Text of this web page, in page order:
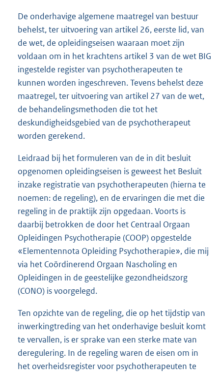
De onderhavige algemene maatregel van bestuur
behelst, ter uitvoering van artikel 26, eerste lid, van
de wet, de opleidingseisen waaraan moet zijn
voldaan om in het krachtens artikel 3 van de wet BIG
ingestelde register van psychotherapeuten te
kunnen worden ingeschreven. Tevens behelst deze
maatregel, ter uitvoering van artikel 27 van de wet,
de behandelingsmethoden die tot het
deskundigheidsgebied van de psychotherapeut
worden gerekend.
Leidraad bij het formuleren van de in dit besluit
opgenomen opleidingseisen is geweest het Besluit
inzake registratie van psychotherapeuten (hierna te
noemen: de regeling), en de ervaringen die met die
regeling in de praktijk zijn opgedaan. Voorts is
daarbij betrokken de door het Centraal Orgaan
Opleidingen Psychotherapie (COOP) opgestelde
«Elementennota Opleiding Psychotherapie», die mij
via het Coördinerend Orgaan Nascholing en
Opleidingen in de geestelijke gezondheidszorg
(CONO) is voorgelegd.
Ten opzichte van de regeling, die op het tijdstip van
inwerkingtreding van het onderhavige besluit komt
te vervallen, is er sprake van een sterke mate van
deregulering. In de regeling waren de eisen om in
het overheidsregister voor psychotherapeuten te